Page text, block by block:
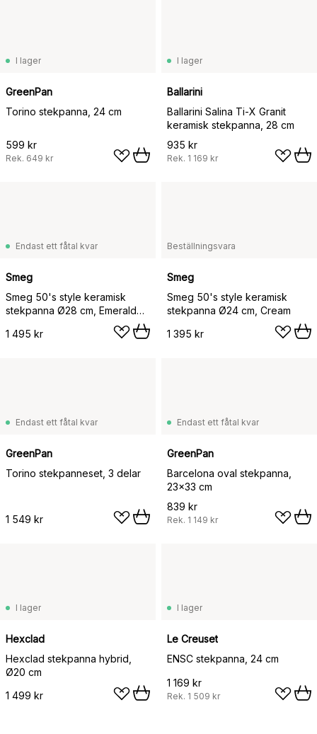
I lager
GreenPan
Torino stekpanna, 24 cm
599 kr
Rek. 649 kr
I lager
Ballarini
Ballarini Salina Ti-X Granit
keramisk stekpanna, 28 cm
935 kr
Rek. 1 169 kr
Endast ett fåtal kvar
Smeg
Smeg 50's style keramisk
stekpanna Ø28 cm, Emerald
1 495 kr
Beställningsvara
Smeg
Smeg 50's style keramisk
stekpanna Ø24 cm, Cream
1 395 kr
Endast ett fåtal kvar
GreenPan
Torino stekpanneset, 3 delar
1 549 kr
Endast ett fåtal kvar
GreenPan
Barcelona oval stekpanna,
23x33 cm
839 kr
Rek. 1 149 kr
I lager
Hexclad
Hexclad stekpanna hybrid,
Ø20 cm
1 499 kr
I lager
Le Creuset
ENSC stekpanna, 24 cm
1 169 kr
Rek. 1 509 kr